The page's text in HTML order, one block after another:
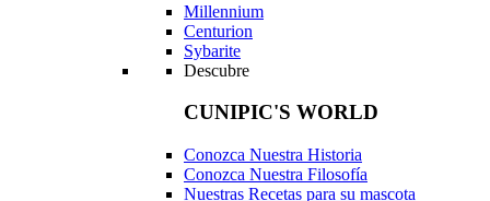
Millennium
Centurion
Sybarite
Descubre
CUNIPIC'S WORLD
Conozca Nuestra Historia
Conozca Nuestra Filosofía
Nuestras Recetas para su mascota